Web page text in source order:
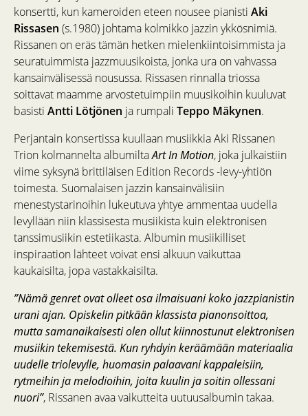
konsertti, kun kameroiden eteen nousee pianisti Aki
Rissasen (s.1980) johtama kolmikko jazzin ykkösnimiä.
Rissanen on eräs tämän hetken mielenkiintoisimmista ja
seuratuimmista jazzmuusikoista, jonka ura on vahvassa
kansainvälisessä nousussa. Rissasen rinnalla triossa
soittavat maamme arvostetuimpiin muusikoihin kuuluvat
basisti Antti Lötjönen ja rumpali Teppo Mäkynen.
Perjantain konsertissa kuullaan musiikkia Aki Rissanen
Trion kolmannelta albumiltaArt In Motion, joka julkaistiin
viime syksynä brittiläisen Edition Records -levy-yhtiön
toimesta. Suomalaisen jazzin kansainvälisiin
menestystarinoihin lukeutuva yhtye ammentaa uudella
levyllään niin klassisesta musiikista kuin elektronisen
tanssimusiikin estetiikasta. Albumin musiikilliset
inspiraation lähteet voivat ensi alkuun vaikuttaa
kaukaisilta, jopa vastakkaisilta.
”Nämä genret ovat olleet osa ilmaisuani koko jazzpianistin
urani ajan. Opiskelin pitkään klassista pianonsoittoa,
mutta samanaikaisesti olen ollut kiinnostunut elektronisen
musiikin tekemisestä. Kun ryhdyin keräämään materiaalia
uudelle triolevylle, huomasin palaavani kappaleisiin,
rytmeihin ja melodioihin, joita kuulin ja soitin ollessani
nuori”, Rissanen avaa vaikutteita uutuusalbumin takaa.